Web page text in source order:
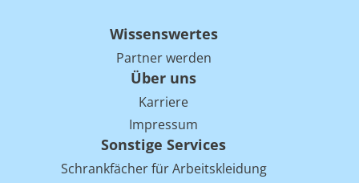
Wissenswertes
Partner werden
Über uns
Karriere
Impressum
Sonstige Services
Schrankfächer für Arbeitskleidung